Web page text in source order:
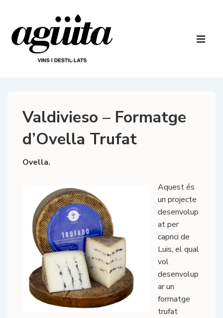
contingut
principal
Valdivieso – Formatge
d’Ovella Trufat
Ovella.
Aquest és
un projecte
desenvolup
at per
caprici de
Luis, el qual
vol
desenvolup
ar un
formatge
trufat